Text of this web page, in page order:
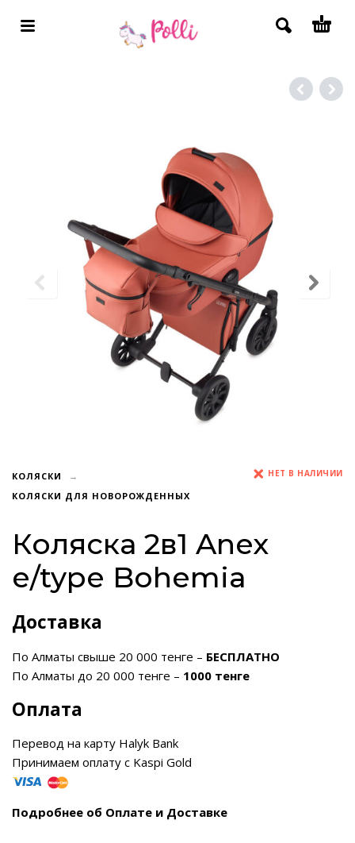
КОЛЯСКИ
КОЛЯСКИ ДЛЯ НОВОРОЖДЕННЫХ
НЕТ В НАЛИЧИИ
Коляска 2в1 Anex
e/type Bohemia
Доставка
По Алматы свыше 20 000 тенге – БЕСПЛАТНО
По Алматы до 20 000 тенге – 1000 тенге
Оплата
Перевод на карту Halyk Bank
Принимаем оплату с Kaspi Gold
Подробнее об Оплате и Доставке